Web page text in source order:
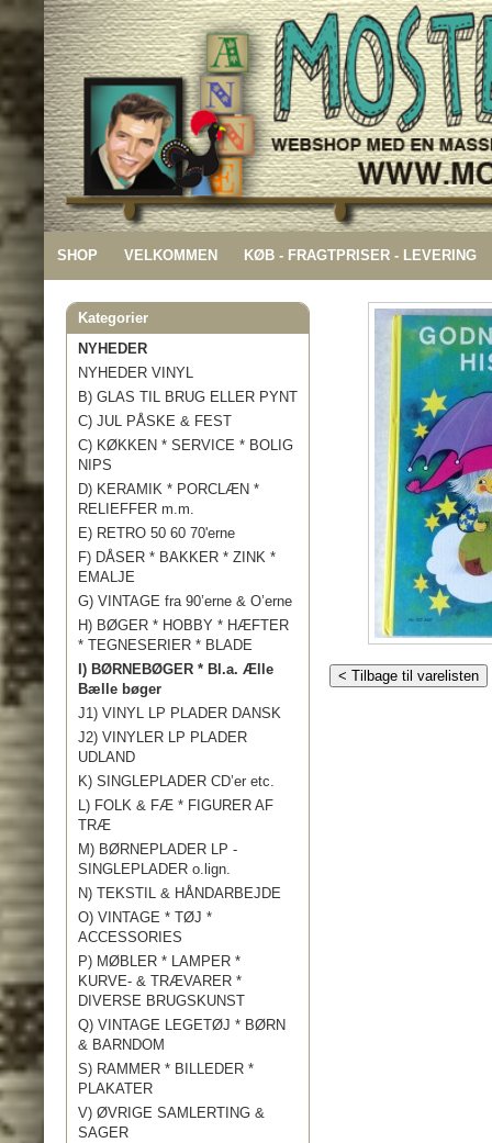
SHOP VELKOMMEN KØB - FRAGTPRISER - LEVERING
Kategorier
NYHEDER
NYHEDER VINYL
B) GLAS TIL BRUG ELLER PYNT
C) JUL PÅSKE & FEST
C) KØKKEN * SERVICE * BOLIG
NIPS
D) KERAMIK * PORCLÆN *
RELIEFFER m.m.
E) RETRO 50 60 70'erne
F) DÅSER * BAKKER * ZINK *
EMALJE
G) VINTAGE fra 90’erne & O’erne
H) BØGER * HOBBY * HÆFTER
* TEGNESERIER * BLADE
I) BØRNEBØGER * Bl.a. Ælle
Bælle bøger
J1) VINYL LP PLADER DANSK
J2) VINYLER LP PLADER
UDLAND
K) SINGLEPLADER CD’er etc.
L) FOLK & FÆ * FIGURER AF
TRÆ
M) BØRNEPLADER LP -
SINGLEPLADER o.lign.
N) TEKSTIL & HÅNDARBEJDE
O) VINTAGE * TØJ *
ACCESSORIES
P) MØBLER * LAMPER *
KURVE- & TRÆVARER *
DIVERSE BRUGSKUNST
Q) VINTAGE LEGETØJ * BØRN
& BARNDOM
S) RAMMER * BILLEDER *
PLAKATER
V) ØVRIGE SAMLERTING &
SAGER
< Tilbage til varelisten